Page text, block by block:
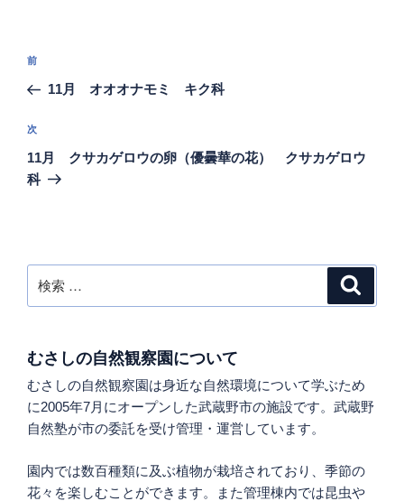
投
ナ
ビ
ゲ
ー
過
去
投
前
11月 オオオナモミ キク科
次
の
投
次
11月 クサカゲロウの卵（優曇華の花） クサカゲロウ
科
索:
むさしの自然観察園について
むさしの自然観察園は身近な自然環境について学ぶため
に2005年7月にオープンした武蔵野市の施設です。武蔵野
自然塾が市の委託を受け管理・運営しています。
園内では数百種類に及ぶ植物が栽培されており、季節の
花々を楽しむことができます。また管理棟内では昆虫や